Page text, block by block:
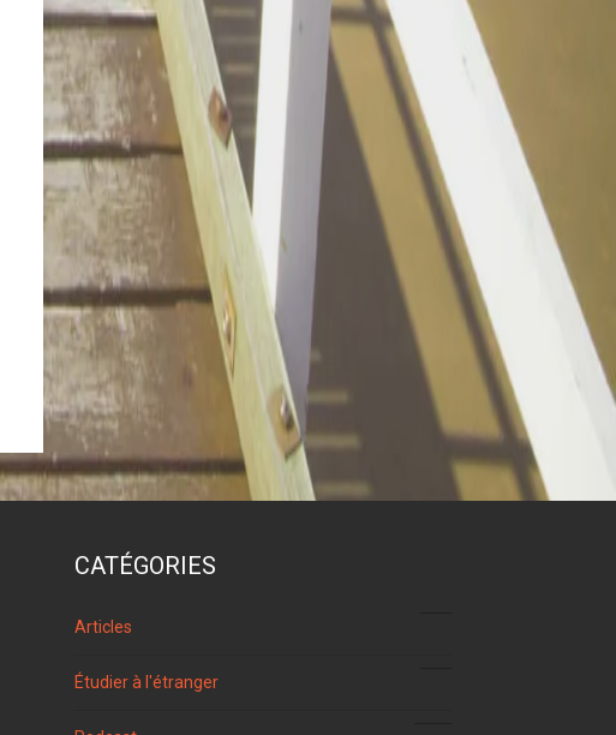
CATÉGORIES
Articles
Étudier à l'étranger